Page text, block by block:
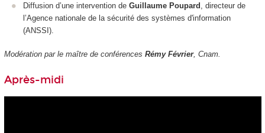
Diffusion d’une intervention de Guillaume Poupard , directeur de
l’Agence nationale de la sécurité des systèmes d'information
(ANSSI).
Modération par le maître de conférences Rémy Février, Cnam.
Après-midi